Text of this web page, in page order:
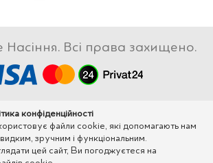
Всі права захищено.
конфіденційності
файли cookie, які допомагають нам
зручним і функціональним.
цей сайт, Ви погоджуєтеся на